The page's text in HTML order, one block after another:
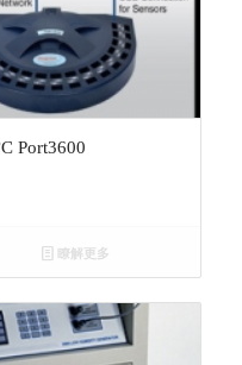
Port3600
瞭解更多